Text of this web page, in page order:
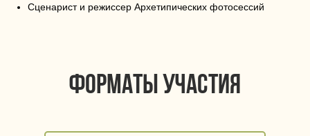
Сценарист и режиссер Архетипических фотосессий
форматы участия